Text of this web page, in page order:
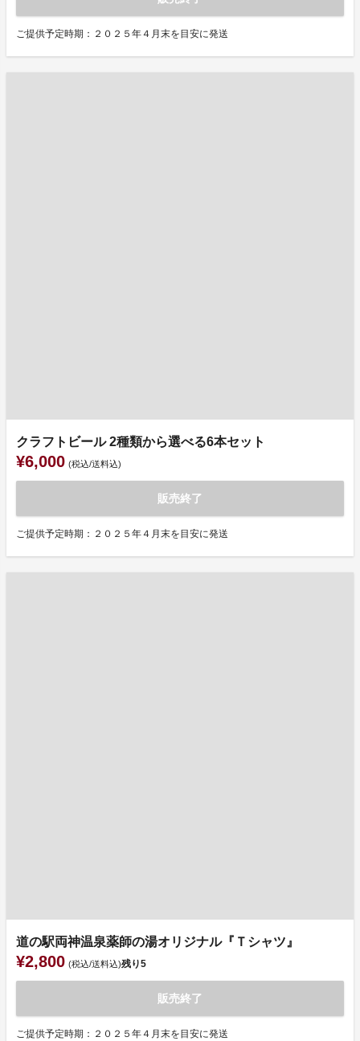
ご提供予定時期：２０２５年４月末を目安に発送
クラフトビール 2種類から選べる6本セット
¥6,000 (税込/送料込)
販売終了
ご提供予定時期：２０２５年４月末を目安に発送
道の駅両神温泉薬師の湯オリジナル『Ｔシャツ』
¥2,800 (税込/送料込)残り5
販売終了
ご提供予定時期：２０２５年４月末を目安に発送